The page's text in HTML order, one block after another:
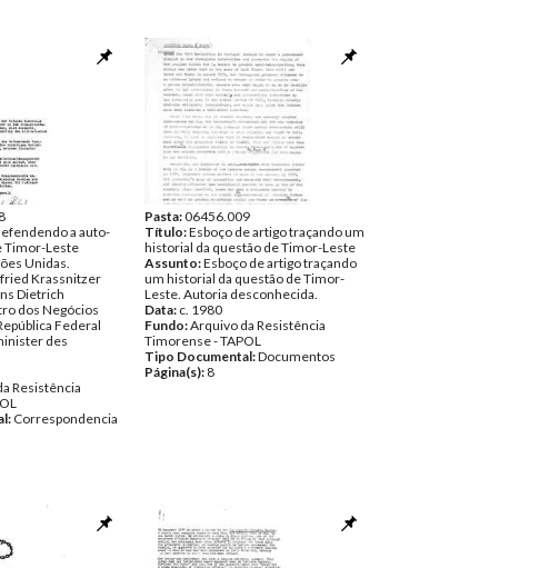
a auto-
Timor-Leste
Unidas.
Krassnitzer
Dietrich
dos Negócios
Federal
des
Resistência
Correspondencia
Pasta:06456.009
Título:Esboço de artigo traçando um
historial da questão de Timor-Leste
Assunto:Esboço de artigo traçando
um historial da questão de Timor-
Leste. Autoria desconhecida.
Data: c. 1980
Fundo:Arquivo da Resistência
Timorense - TAPOL
Tipo Documental:Documentos
Página(s): 8